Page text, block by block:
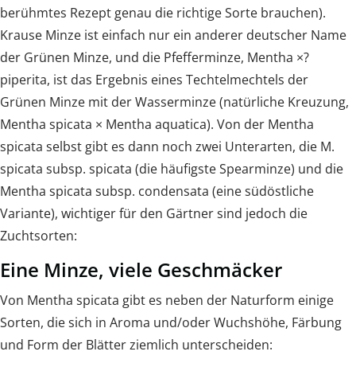
berühmtes Rezept genau die richtige Sorte brauchen).
Krause Minze ist einfach nur ein anderer deutscher Name
der Grünen Minze, und die Pfefferminze, Mentha ×?
piperita, ist das Ergebnis eines Techtelmechtels der
Grünen Minze mit der Wasserminze (natürliche Kreuzung,
Mentha spicata × Mentha aquatica). Von der Mentha
spicata selbst gibt es dann noch zwei Unterarten, die M.
spicata subsp. spicata (die häufigste Spearminze) und die
Mentha spicata subsp. condensata (eine südöstliche
Variante), wichtiger für den Gärtner sind jedoch die
Zuchtsorten:
Eine Minze, viele Geschmäcker
Von Mentha spicata gibt es neben der Naturform einige
Sorten, die sich in Aroma und/oder Wuchshöhe, Färbung
und Form der Blätter ziemlich unterscheiden: